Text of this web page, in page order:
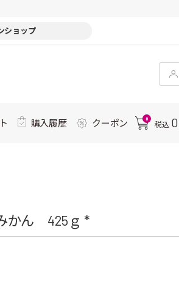
ショップ
購入履歴 クーポン 0
税込 0
かん 425ｇ *